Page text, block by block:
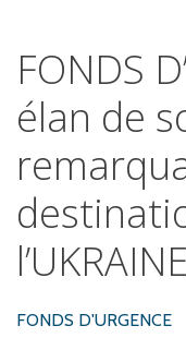
FONDS
élan de
FONDS D'URGENCE